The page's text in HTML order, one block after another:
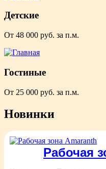
Детские
От 48 000 руб. за п.м.
Гостиные
От 25 000 руб. за п.м.
Новинки
Рабочая